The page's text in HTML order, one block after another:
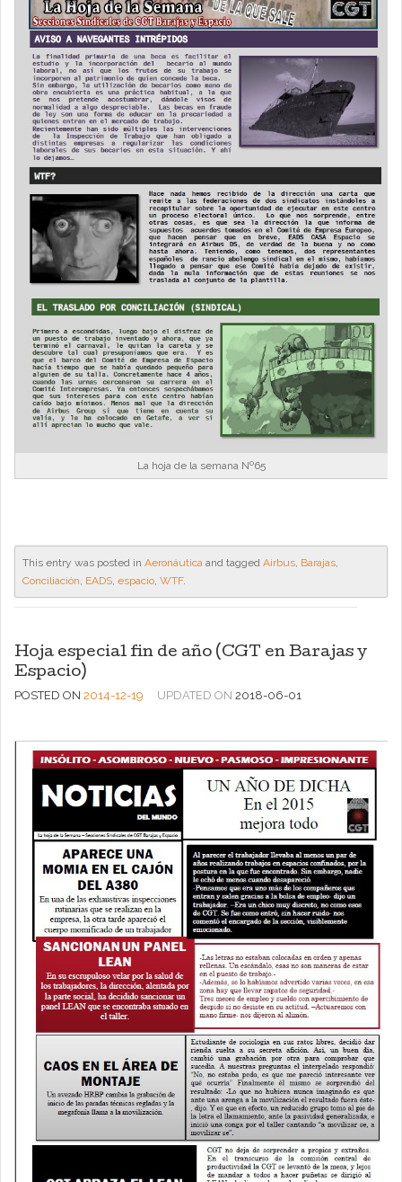
La hoja de la semana Nº65
This entry was posted in Aeronáutica and tagged Airbus Barajas
Conciliación EADS espacio WTF.
Hoja especial fin de año (CGT en Barajas y
Espacio)
POSTED ON 2014-12-19 UPDATED ON 2018-06-01